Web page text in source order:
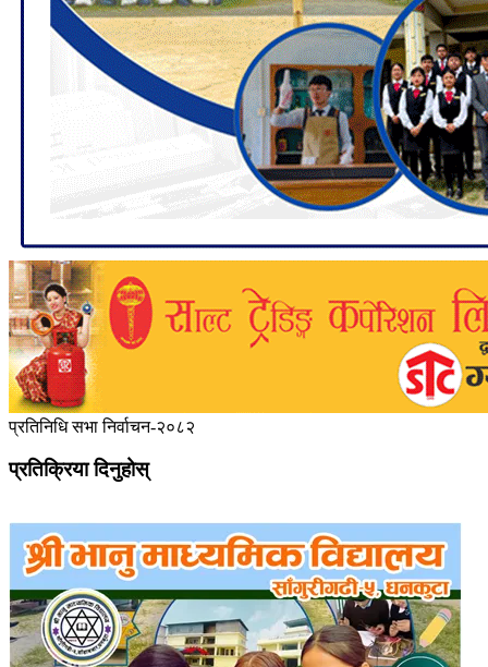
प्रतिनिधि सभा निर्वाचन-२०८२
प्रतिक्रिया दिनुहोस्